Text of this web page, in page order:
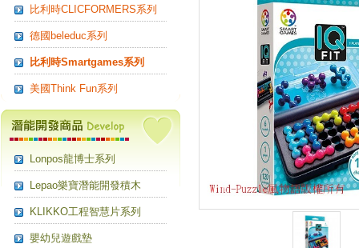
比利時CLICFORMERS系列
德國beleduc系列
比利時Smartgames系列
美國Think Fun系列
Lonpos龍博士系列
Lepao樂寶潛能開發積木
KLIKKO工程智慧片系列
嬰幼兒遊戲墊